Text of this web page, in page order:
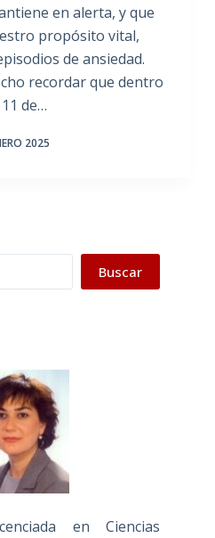
en alerta, y que
propósito vital,
de ansiedad.
recordar que dentro
de…
2025
Buscar
en Ciencias